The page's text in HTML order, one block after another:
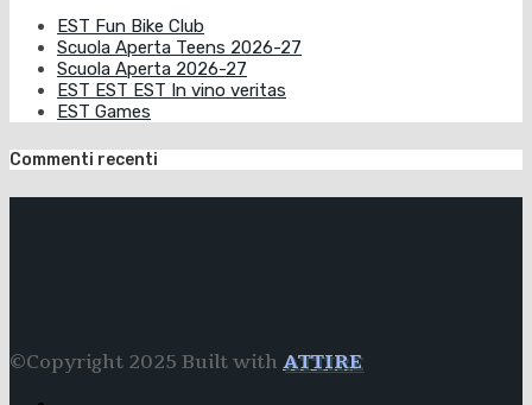
EST Fun Bike Club
Scuola Aperta Teens 2026-27
Scuola Aperta 2026-27
EST EST EST In vino veritas
EST Games
Commenti recenti
©Copyright 2025 Built with ATTIRE